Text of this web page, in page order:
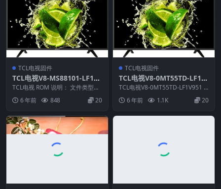
TCL电视固件
TCL电视V8-MS88101-LF1V0
44版本强刷电视固件包下载
TCL电视 ROM 说明： 文件类型：
bin 适用机芯：MS881 适用机型：
3... 6 年前 848 20
TCL电视固件
TCL电视V8-0MT55TD-LF1V
951版本强刷电视固件包下载
TCL电视V8-0MT55TD-LF1V951 R
OM说明： 适用机芯：0MT5...
6 年前 1.1K 20